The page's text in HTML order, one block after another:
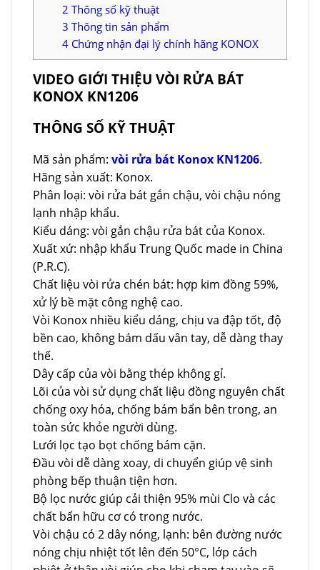
2 Thông số kỹ thuật
3 Thông tin sản phẩm
4 Chứng nhận đại lý chính hãng KONOX
VIDEO GIỚI THIỆU VÒI RỬA BÁT
KONOX KN1206
THÔNG SỐ KỸ THUẬT
Mã sản phẩm: vòi rửa bát Konox KN1206.
Hãng sản xuất: Konox.
Phân loại: vòi rửa bát gắn chậu, vòi chậu nóng
lạnh nhập khẩu.
Kiểu dáng: vòi gắn chậu rửa bát của Konox.
Xuất xứ: nhập khẩu Trung Quốc made in China
(P.R.C).
Chất liệu vòi rửa chén bát: hợp kim đồng 59%,
xử lý bề mặt công nghệ cao.
Vòi Konox nhiều kiểu dáng, chịu va đập tốt, độ
bền cao, không bám dấu vân tay, dễ dàng thay
thế.
Dây cấp của vòi bằng thép không gỉ.
Lõi của vòi sử dụng chất liệu đồng nguyên chất
chống oxy hóa, chống bám bẩn bên trong, an
toàn sức khỏe người dùng.
Lưới lọc tạo bọt chống bám cặn.
Đầu vòi dễ dàng xoay, di chuyển giúp vệ sinh
phòng bếp thuận tiện hơn.
Bộ lọc nước giúp cải thiện 95% mùi Clo và các
chất bẩn hữu cơ có trong nước.
Vòi chậu có 2 dây nóng, lạnh: bên đường nước
nóng chịu nhiệt tốt lên đến 50°C, lớp cách